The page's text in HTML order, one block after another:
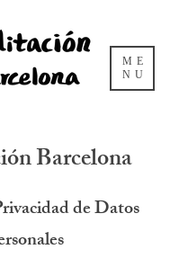
ME
NU
Barcelona
de Datos